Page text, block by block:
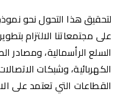
لتحقيق هذا التحول نحو
على مجتمعاتنا الالتزام
السلع الرأسمالية، ومصادر
الكهربائية، وشبكات
القطاعات التي تعتمد على